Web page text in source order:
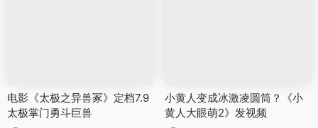
电影《太极之异兽冢》定档7.9
太极掌门勇斗巨兽
小黄人变成冰激凌圆筒？《小
黄人大眼萌2》发视频